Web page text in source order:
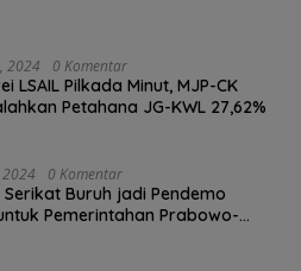
2024 0 Komentar
LSAIL Pilkada Minut, MJP-CK
Petahana JG-KWL 27,62%
0 Komentar
Buruh jadi Pendemo
Pemerintahan Prabowo-